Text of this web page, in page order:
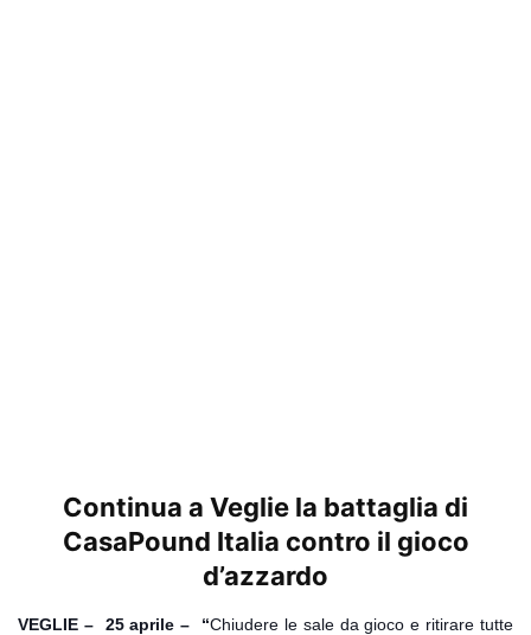
Continua a Veglie la battaglia di
CasaPound Italia contro il gioco
d’azzardo
VEGLIE – 25 aprile – “Chiudere le sale da gioco e ritirare tutte